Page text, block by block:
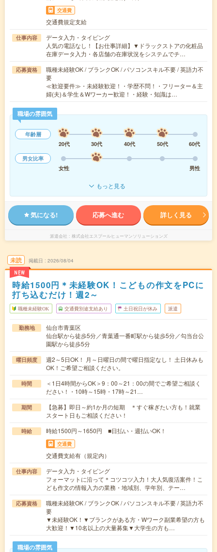
交通費
交通費規定支給
仕事内容
データ入力・タイピング
人気の電話なし！【お仕事詳細】▼ドラックストアの化粧品
在庫データ入力・各店舗の在庫状況をシステムでチ…
応募資格
職種未経験OK / ブランクOK / パソコンスキル不要 / 英語力不
要
≪歓迎要件≫・未経験歓迎！・学歴不問！・フリーター＆主
婦(夫)＆学生＆Wワーカー歓迎！・経験・知識は…
職場の雰囲気
年齢層
20代
30代 40代 50代
60代
男女比率
女性
男性
もっと見る
気になる! 応募へ進む 詳しく見る
派遣会社 株式会社エスプールヒューマンソリューションズ
未読
NEW
掲載日 2026/08/04
時給1500円＊未経験OK！こどもの作文をPCに
打ち込むだけ！週2～
職種未経験OK 交通費別途支給あり 土日祝日が休み 派遣
勤務地
仙台市青葉区
仙台駅から徒歩5分／青葉通一番町駅から徒歩5分／勾当台公
園駅から徒歩5分
曜日頻度
週2～5日OK！ 月～日曜日の間で曜日指定なし！ 土日休みも
OK！ご希望ご相談ください。
時間
＜1日4時間からOK＞9：00～21：00の間でご希望ご相談く
ださい！・10時～15時・17時～21…
期間
【急募】即日～約1か月の短期 ＊すぐ稼ぎたい方も！就業
スタート日もご相談ください！
時給 時給1500円～1650円 ■日払い・週払いOK！
交通費
交通費支給有（規定内）
仕事内容
データ入力・タイピング
フォーマットに沿って＊コツコツ入力！大人気復活案件！こ
ども作文の情報入力の業務・地域別、学年別、テー…
応募資格
職種未経験OK / ブランクOK / パソコンスキル不要 / 英語力不
要
▼未経験OK！▼ブランクがある方・Wワーク副業希望の方も
大歓迎！▼10名以上の大量募集▼大学生の方も…
職場の雰囲気